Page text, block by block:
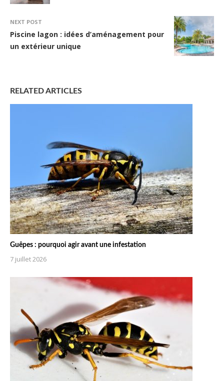
NEXT POST
Piscine lagon : idées d’aménagement pour
un extérieur unique
RELATED ARTICLES
Guêpes : pourquoi agir avant une infestation
7 juillet 2026